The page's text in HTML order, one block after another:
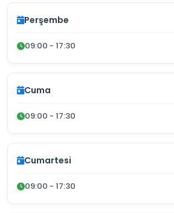
Perşembe
09:00 - 17:30
Cuma
09:00 - 17:30
Cumartesi
09:00 - 17:30